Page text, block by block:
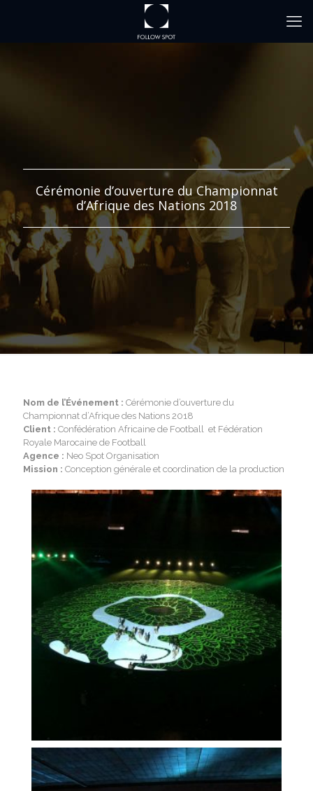
Cérémonie d’ouverture du Championnat
d’Afrique des Nations 2018
Nom de l’Événement : Cérémonie d’ouverture du
Championnat d’Afrique des Nations 2018
Client : Confédération Africaine de Football et Fédération
Royale Marocaine de Football
Agence : Neo Spot Organisation
Mission : Conception générale et coordination de la production